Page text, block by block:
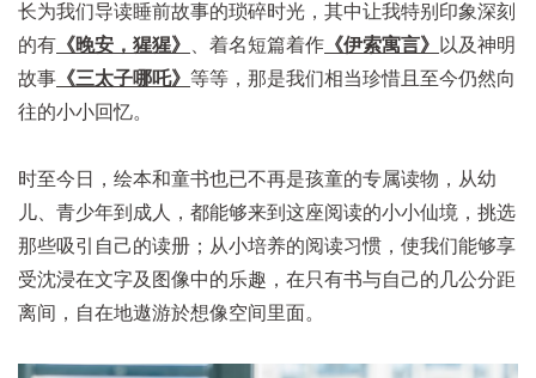
长为我们导读睡前故事的琐碎时光，其中让我特别印象深刻
的有 《晚安，猩猩》 、着名短篇着作 《伊索寓言》
以及神明
故事 《三太子哪吒》 等等，那是我们相当珍惜且至今仍然向
往的小小回忆。
时至今日，绘本和童书也已不再是孩童的专属读物，从幼
儿、青少年到成人，都能够来到这座阅读的小小仙境，挑选
那些吸引自己的读册；从小培养的阅读习惯，使我们能够享
受沈浸在文字及图像中的乐趣，在只有书与自己的几公分距
离间，自在地遨游於想像空间里面。